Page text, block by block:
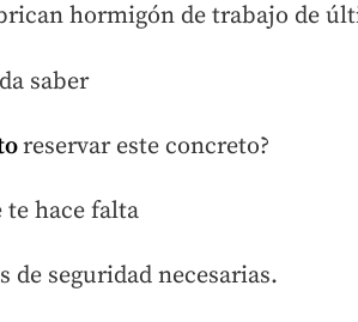
hormigón de trabajo de
saber
reservar este concreto?
hace falta
seguridad necesarias.